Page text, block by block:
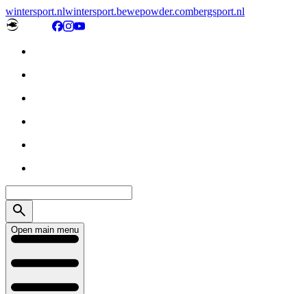
wintersport.nlwintersport.bewepowder.combergsport.nl
Open main menu